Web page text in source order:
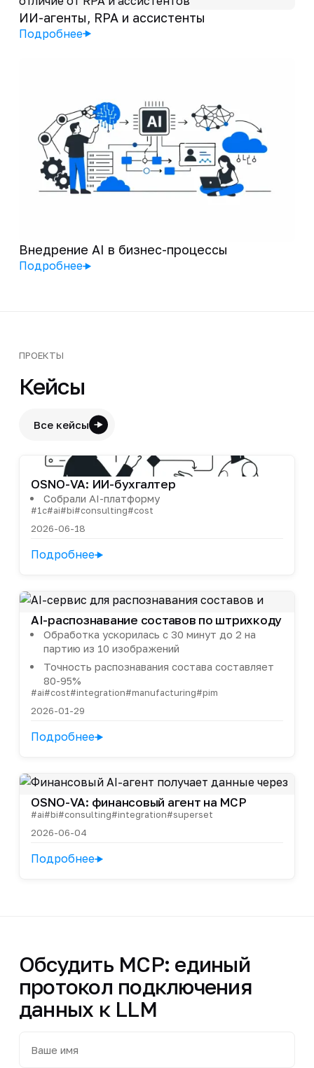
ИИ-агенты, RPA и ассистенты
Подробнее
Внедрение AI в бизнес-процессы
Подробнее
ПРОЕКТЫ
Кейсы
Все кейсы
OSNO-VA: ИИ-бухгалтер
Собрали AI-платформу
#1c#ai#bi#consulting#cost
2026-06-18
Подробнее
AI-распознавание составов по штрихкоду
Обработка ускорилась с 30 минут до 2 на
партию из 10 изображений
Точность распознавания состава составляет
80-95%
#ai#cost#integration#manufacturing#pim
2026-01-29
Подробнее
OSNO-VA: финансовый агент на MCP
#ai#bi#consulting#integration#superset
2026-06-04
Подробнее
Обсудить MCP: единый
протокол подключения
данных к LLM